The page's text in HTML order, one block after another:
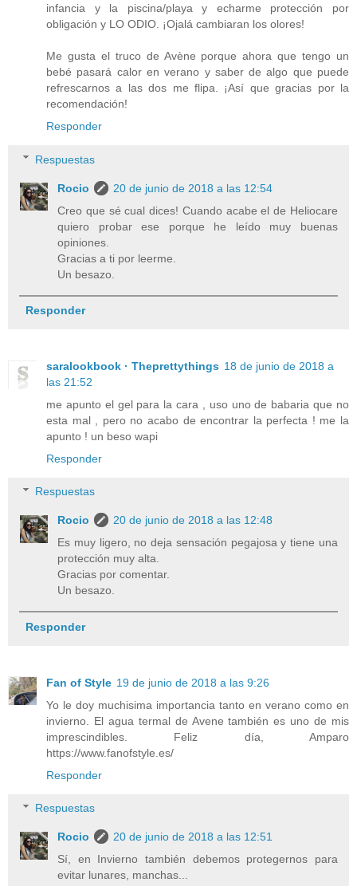
infancia y la piscina/playa y echarme protección por
obligación y LO ODIO. ¡Ojalá cambiaran los olores!
Me gusta el truco de Avène porque ahora que tengo un
bebé pasará calor en verano y saber de algo que puede
refrescarnos a las dos me flipa. ¡Así que gracias por la
recomendación!
Responder
Respuestas
Rocio
20 de junio de 2018 a las 12:54
Creo que sé cual dices! Cuando acabe el de Heliocare
quiero probar ese porque he leído muy buenas
opiniones.
Gracias a ti por leerme.
Un besazo.
Responder
saralookbook · Theprettythings 18 de junio de 2018 a
las 21:52
me apunto el gel para la cara , uso uno de babaria que no
esta mal , pero no acabo de encontrar la perfecta ! me la
apunto ! un beso wapi
Responder
Respuestas
Rocio
20 de junio de 2018 a las 12:48
Es muy ligero, no deja sensación pegajosa y tiene una
protección muy alta.
Gracias por comentar.
Un besazo.
Responder
Fan of Style 19 de junio de 2018 a las 9:26
Yo le doy muchisima importancia tanto en verano como en
invierno. El agua termal de Avene también es uno de mis
imprescindibles. Feliz día, Amparo
https://www.fanofstyle.es/
Responder
Respuestas
Rocio
20 de junio de 2018 a las 12:51
Sí, en Invierno también debemos protegernos para
evitar lunares, manchas...